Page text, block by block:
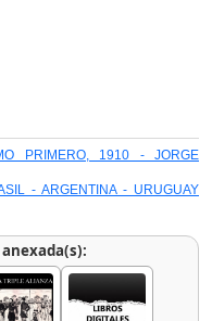
PRIMERO, 1910 - JORGE
- ARGENTINA - URUGUAY